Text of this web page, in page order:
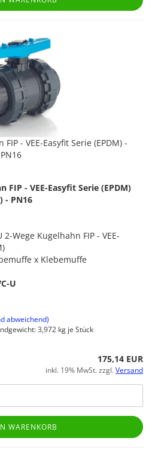
- VEE-Easyfit Serie (EPDM) -
FIP - VEE-Easyfit Serie (EPDM)
- PN16
Wege Kugelhahn FIP - VEE-
x Klebemuffe
U
abweichend)
3,972 kg je Stück
175,14 EUR
inkl. 19% MwSt. zzgl.Versand
WARENKORB